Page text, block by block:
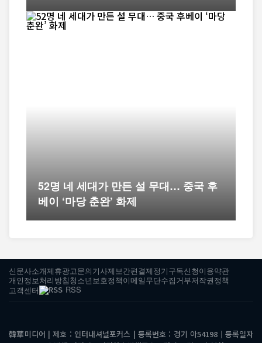
52명 네 세대가 만든 설 무대… 중국 후
베이 ‘마당 춘완’ 화제
신문사소개제휴광고문의기사제보간편결제정기구독신청이용약관
개인정보처리방침청소년보호정책이메일무단수집거부저작권정책
고객센터
RSS
韓華미디어 | 제호 : 인터내셔널포커스 | 등록번호 : 경기 아54198│등록일자